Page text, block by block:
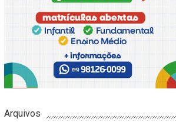
Arquivos